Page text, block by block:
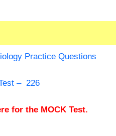
Practice Questions
– 226
for the MOCK Test.